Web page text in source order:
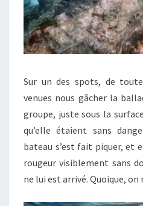
Sur un des spots, de
venues nous gâcher la
groupe, juste sous la
qu’elle étaient sans
bateau s’est fait piquer, et
rougeur visiblement sans
ne lui est arrivé. Quoique, on